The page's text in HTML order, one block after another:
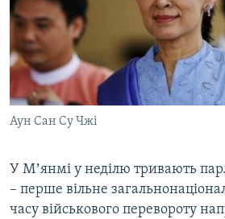
ФОТО
СПЕЦПРОЄКТИ
ПОДКАСТИ
КРИМ РЕАЛІЇ
УКР
КТАТ
Аун Сан Су Чжі
У Мʼянмі у неділю тривають
– перше вільне
часу військового перевороту